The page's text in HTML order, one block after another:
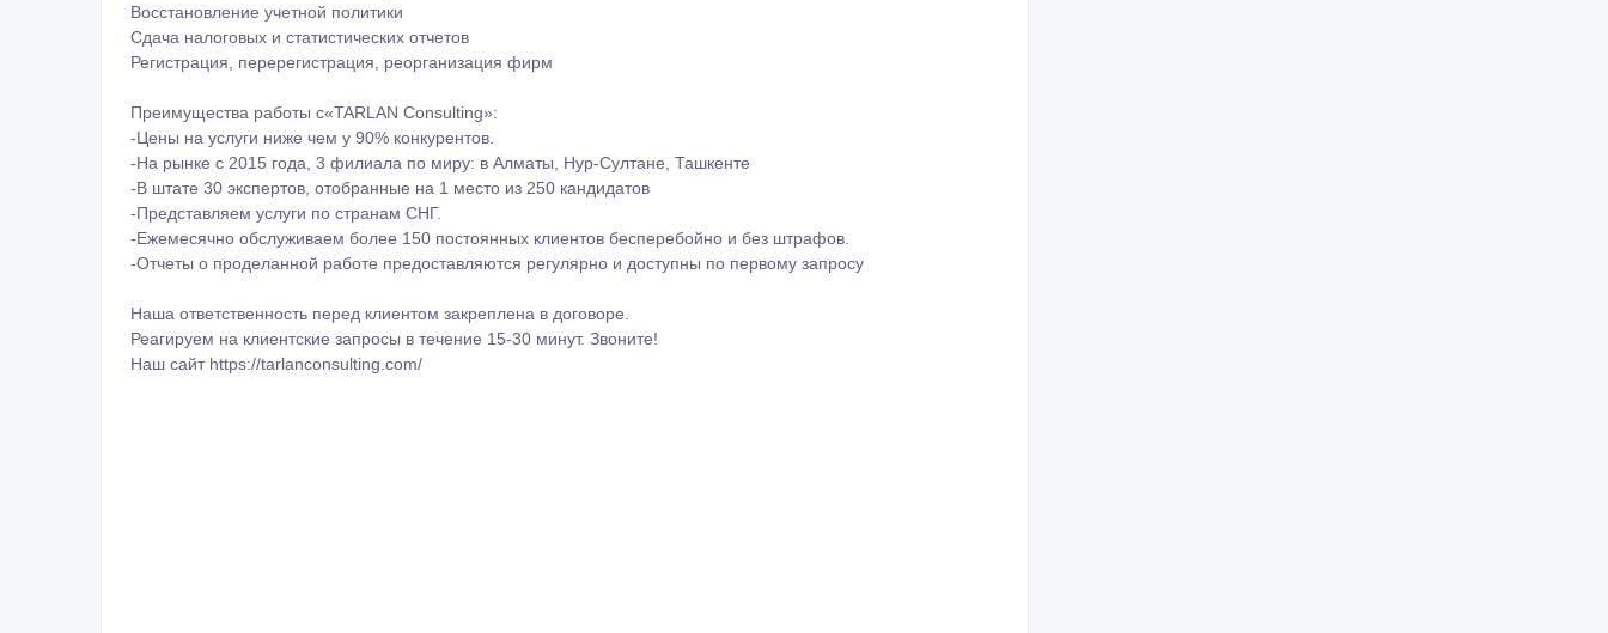
Восстановление учетной политики
Сдача налоговых и статистических отчетов
Регистрация, перерегистрация, реорганизация фирм
Преимущества работы с«TARLAN Consulting»:
-Цены на услуги ниже чем у 90% конкурентов.
-На рынке с 2015 года, 3 филиала по миру: в Алматы, Нур-Султане, Ташкенте
-В штате 30 экспертов, отобранные на 1 место из 250 кандидатов
-Представляем услуги по странам СНГ.
-Ежемесячно обслуживаем более 150 постоянных клиентов бесперебойно и без штрафов.
-Отчеты о проделанной работе предоставляются регулярно и доступны по первому запросу
Наша ответственность перед клиентом закреплена в договоре.
Реагируем на клиентские запросы в течение 15-30 минут. Звоните!
Наш сайт https://tarlanconsulting.com/